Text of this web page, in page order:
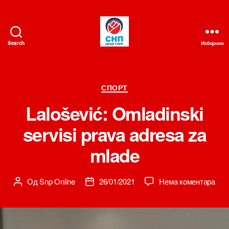
Search Изборник
Категорије
СПОРТ
Lalošević: Omladinski
servisi prava adresa za
mlade
Аутор
ОдSnp Online
Датум26/01/2021 Нема коментарана